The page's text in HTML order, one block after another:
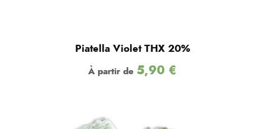
Piatella Violet THX 20%
À partir de 5,90 €